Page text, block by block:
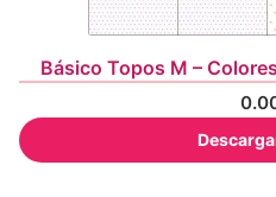
Básico Topos M –